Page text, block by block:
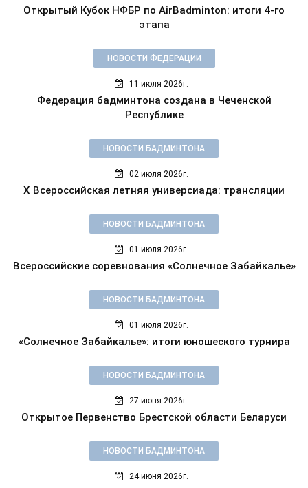
Открытый Кубок НФБР по AirBadminton: итоги 4-го
этапа
НОВОСТИ ФЕДЕРАЦИИ
11 июля 2026г.
Федерация бадминтона создана в Чеченской
Республике
НОВОСТИ БАДМИНТОНА
02 июля 2026г.
X Всероссийская летняя универсиада: трансляции
НОВОСТИ БАДМИНТОНА
01 июля 2026г.
Всероссийские соревнования «Солнечное Забайкалье»
НОВОСТИ БАДМИНТОНА
01 июля 2026г.
«Солнечное Забайкалье»: итоги юношеского турнира
НОВОСТИ БАДМИНТОНА
27 июня 2026г.
Открытое Первенство Брестской области Беларуси
НОВОСТИ БАДМИНТОНА
24 июня 2026г.